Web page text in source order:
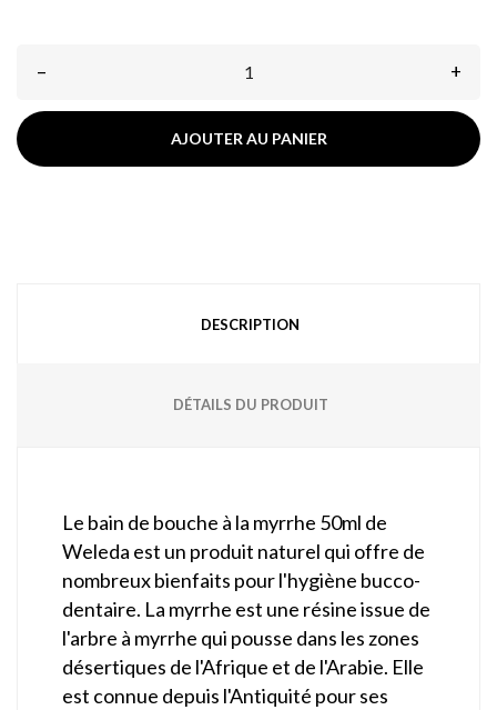
– +
AJOUTER AU PANIER
DESCRIPTION
DÉTAILS DU PRODUIT
Le bain de bouche à la myrrhe 50ml de
Weleda est un produit naturel qui offre de
nombreux bienfaits pour l'hygiène bucco-
dentaire. La myrrhe est une résine issue de
l'arbre à myrrhe qui pousse dans les zones
désertiques de l'Afrique et de l'Arabie. Elle
est connue depuis l'Antiquité pour ses